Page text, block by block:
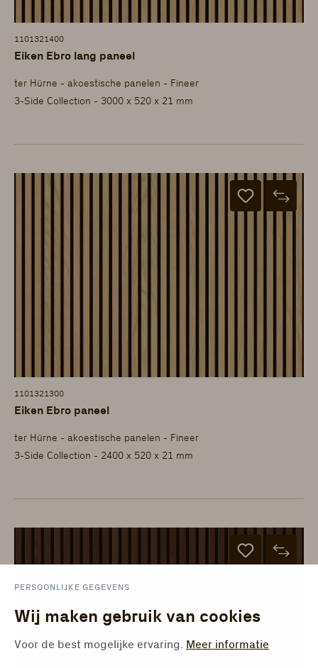
1101321400
Eiken Ebro lang paneel
ter Hürne - akoestische panelen - Fineer
3-Side Collection - 3000 x 520 x 21 mm
1101321300
Eiken Ebro paneel
ter Hürne - akoestische panelen - Fineer
3-Side Collection - 2400 x 520 x 21 mm
PERSOONLIJKE GEGEVENS
Wij maken gebruik van cookies
Voor de best mogelijke ervaring. Meer informatie